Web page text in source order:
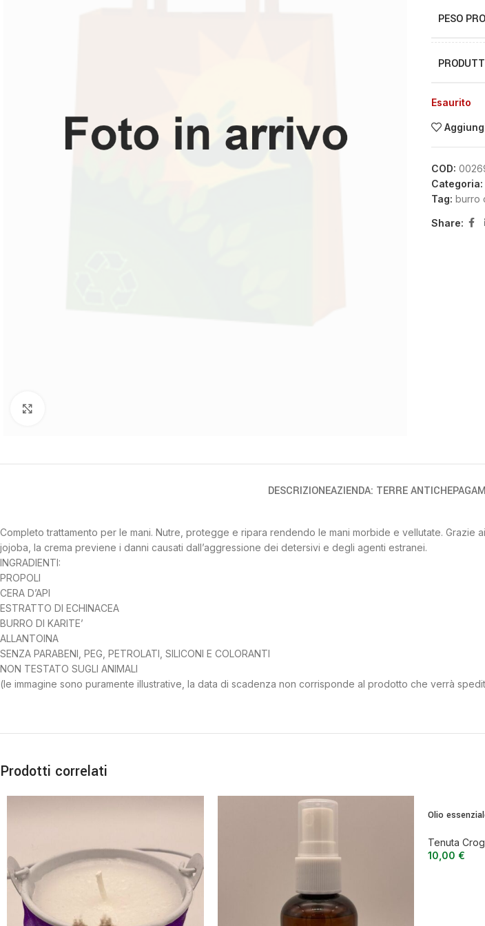
PESO
Esaurito
COD:
Categoria:
Tag: burro
Share:
DESCRIZIONEAZIENDA: TERRE ANTICHE
Completo trattamento per le mani. Nutre, protegge e ripara rendendo le mani morbide e vellutate. Grazie
jojoba, la crema previene i danni causati dall’aggressione dei detersivi e degli agenti estranei.
INGRADIENTI:
PROPOLI
CERA D’API
ESTRATTO DI ECHINACEA
BURRO DI KARITE’
ALLANTOINA
SENZA PARABENI, PEG, PETROLATI, SILICONI E COLORANTI
NON TESTATO SUGLI ANIMALI
(le immagine sono puramente illustrative, la data di scadenza non corrisponde al prodotto che verrà
Prodotti correlati
Olio
Tenuta
10,00 €